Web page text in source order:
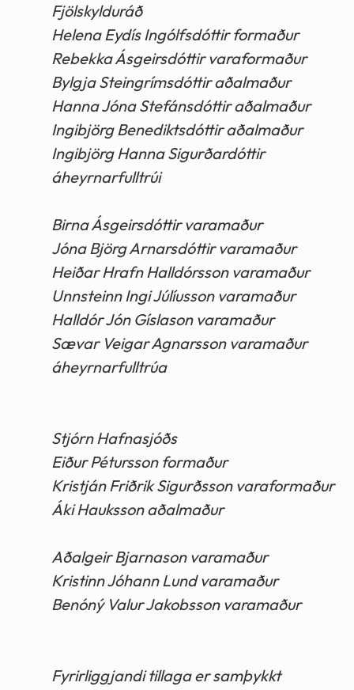
Fjölskylduráð
Helena Eydís Ingólfsdóttir formaður
Rebekka Ásgeirsdóttir varaformaður
Bylgja Steingrímsdóttir aðalmaður
Hanna Jóna Stefánsdóttir aðalmaður
Ingibjörg Benediktsdóttir aðalmaður
Ingibjörg Hanna Sigurðardóttir
áheyrnarfulltrúi
Birna Ásgeirsdóttir varamaður
Jóna Björg Arnarsdóttir varamaður
Heiðar Hrafn Halldórsson varamaður
Unnsteinn Ingi Júlíusson varamaður
Halldór Jón Gíslason varamaður
Sævar Veigar Agnarsson varamaður
áheyrnarfulltrúa
Stjórn Hafnasjóðs
Eiður Pétursson formaður
Kristján Friðrik Sigurðsson varaformaður
Áki Hauksson aðalmaður
Aðalgeir Bjarnason varamaður
Kristinn Jóhann Lund varamaður
Benóný Valur Jakobsson varamaður
Fyrirliggjandi tillaga er samþykkt